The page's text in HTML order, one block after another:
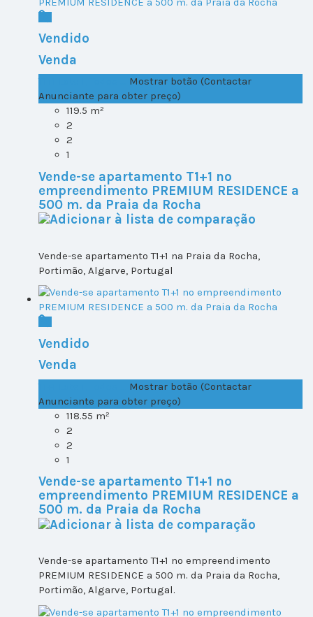
Vendido
Venda
Mostrar botão (Contactar
Anunciante para obter preço)
119.5 m²
2
2
1
Vende-se apartamento T1+1 no
empreendimento PREMIUM RESIDENCE a
500 m. da Praia da Rocha
Vende-se apartamento T1+1 na Praia da Rocha,
Portimão, Algarve, Portugal
Vendido
Venda
Mostrar botão (Contactar
Anunciante para obter preço)
118.55 m²
2
2
1
Vende-se apartamento T1+1 no
empreendimento PREMIUM RESIDENCE a
500 m. da Praia da Rocha
Vende-se apartamento T1+1 no empreendimento
PREMIUM RESIDENCE a 500 m. da Praia da Rocha,
Portimão, Algarve, Portugal.